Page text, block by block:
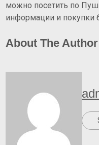
можно посетить по
информации и покупки
About The Author